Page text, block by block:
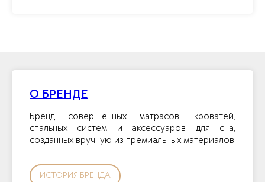
О БРЕНДЕ
Бренд совершенных матрасов, кроватей,
спальных систем и аксессуаров для сна,
созданных вручную из премиальных материалов
ИСТОРИЯ БРЕНДА